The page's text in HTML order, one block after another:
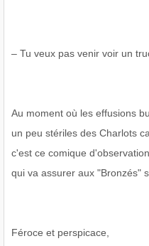
– Tu veux pas venir voir un
Au moment où les effusions
un peu stériles des Charlots
c'est ce comique
qui va assurer aux "Bronzés"
Féroce et perspicace,